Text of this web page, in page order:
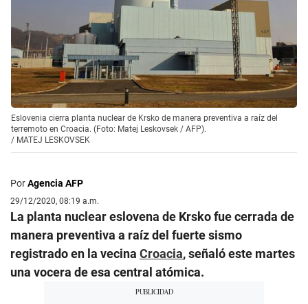
Eslovenia cierra planta nuclear de Krsko de manera preventiva a raíz del
terremoto en Croacia. (Foto: Matej Leskovsek / AFP).
/ MATEJ LESKOVSEK
PorAgencia AFP
29/12/2020, 08:19 a.m.
La planta nuclear eslovena de Krsko fue cerrada de
manera preventiva a raíz del fuerte sismo
registrado en la vecina Croacia, señaló este martes
una vocera de esa central atómica.